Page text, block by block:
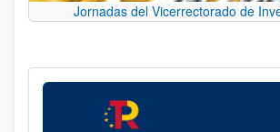
Jornadas del Vicerrectorado de